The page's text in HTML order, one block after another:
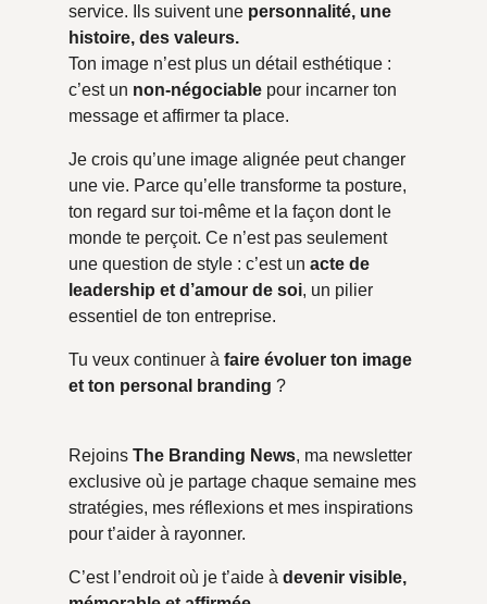
service. Ils suivent une personnalité, une
histoire, des valeurs.
Ton image n’est plus un détail esthétique :
c’est un non-négociablepour incarner ton
message et affirmer ta place.
Je crois qu’une image alignée peut changer
une vie. Parce qu’elle transforme ta posture,
ton regard sur toi-même et la façon dont le
monde te perçoit. Ce n’est pas seulement
une question de style : c’est un acte de
leadership et d’amour de soi, un pilier
essentiel de ton entreprise.
Tu veux continuer à faire évoluer ton image
et ton personal branding ?
Rejoins The Branding News, ma newsletter
exclusive où je partage chaque semaine mes
stratégies, mes réflexions et mes inspirations
pour t’aider à rayonner.
C’est l’endroit où je t’aide à devenir visible,